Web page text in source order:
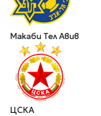
Макаби Тел Авив
ЦСКА